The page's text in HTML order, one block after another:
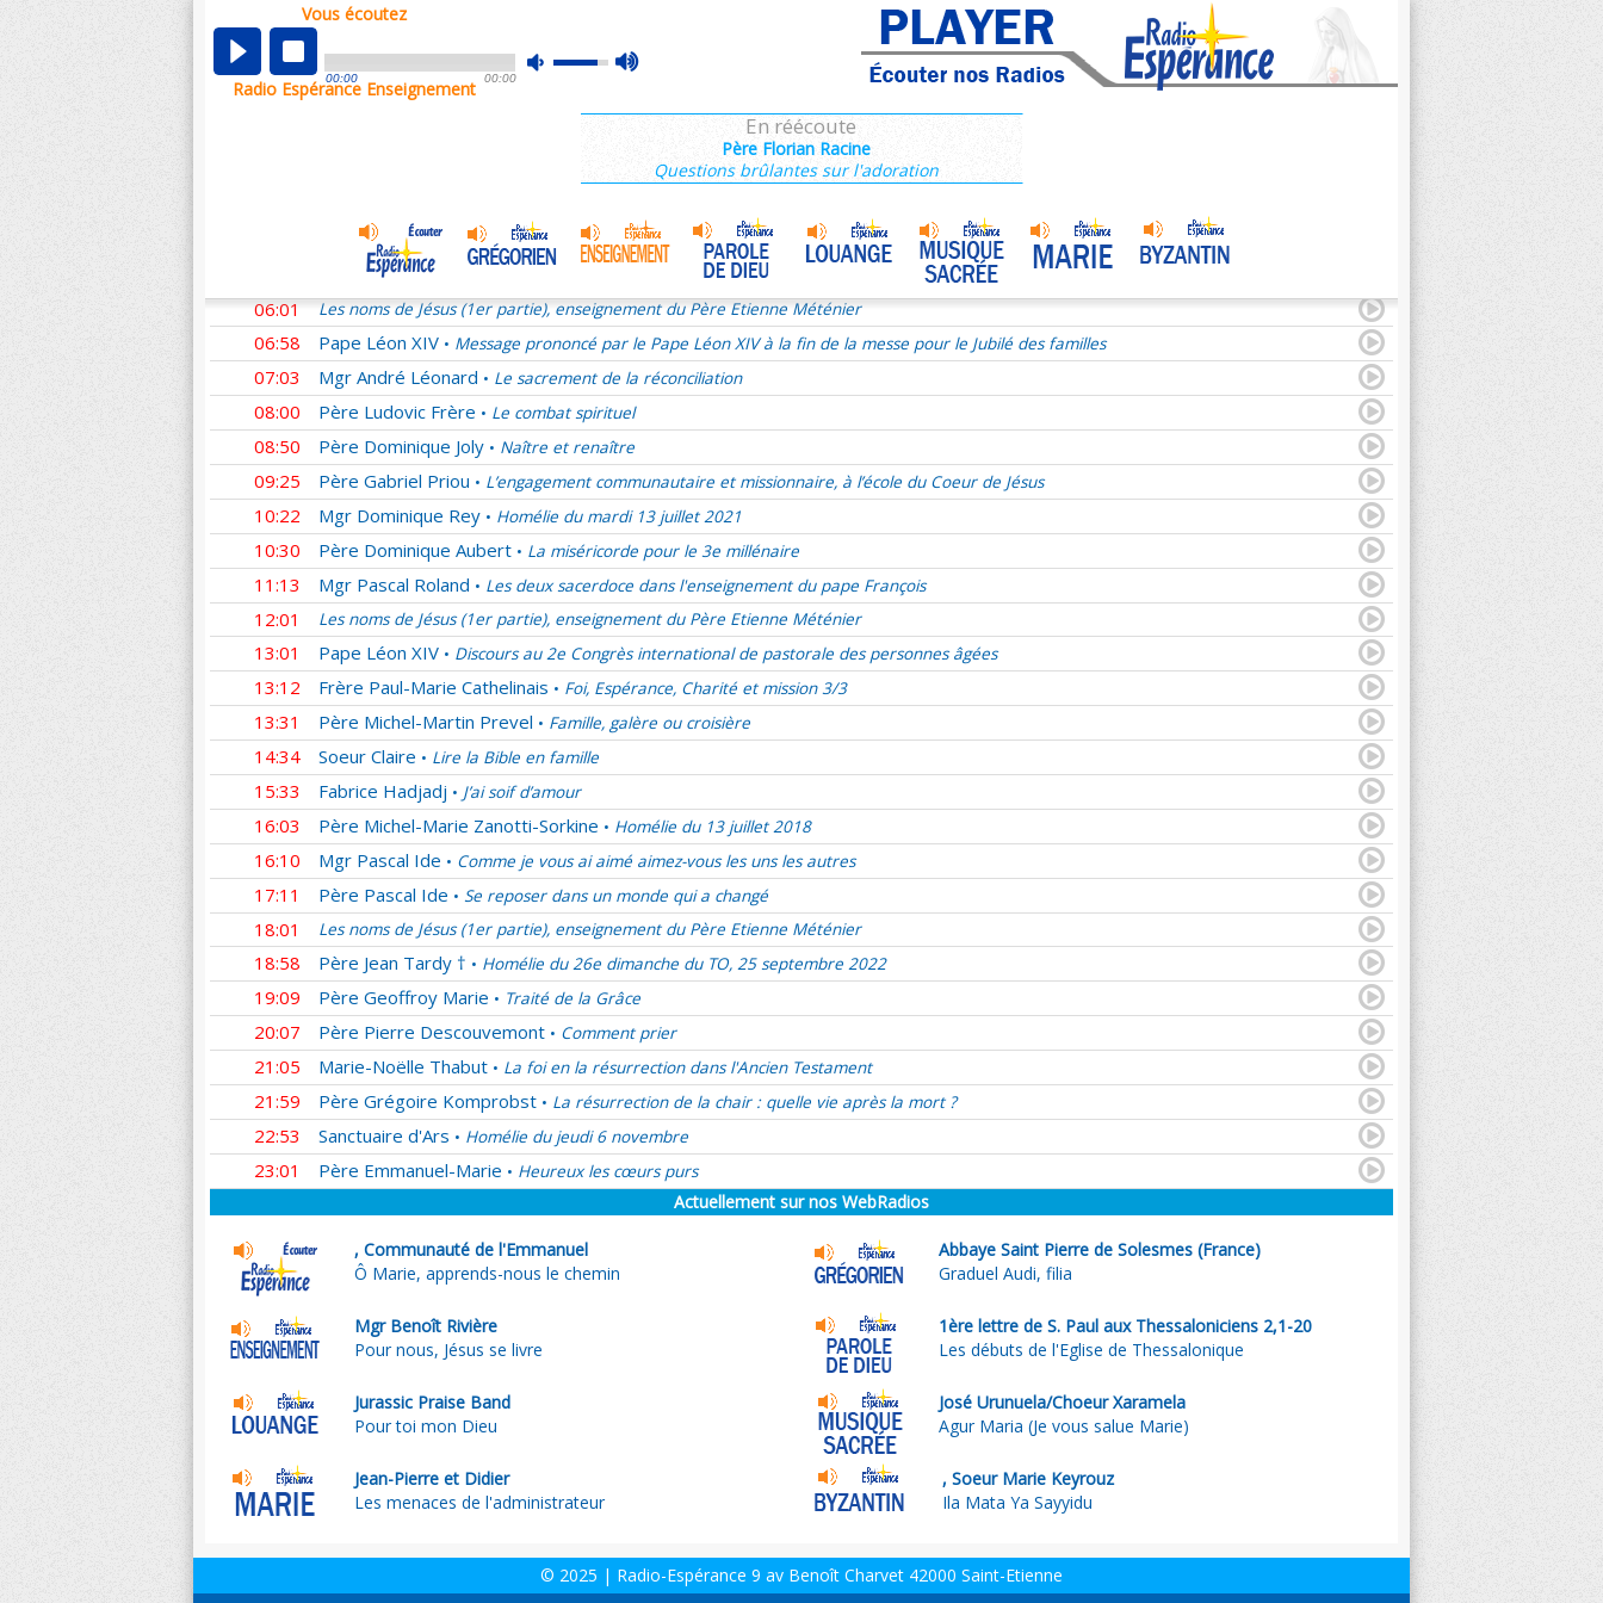
Vous écoutez
mute
max
00:00 00:00
Radio Espérance Enseignement
En réécoute
Père Florian Racine
Questions brûlantes sur l'adoration
00:01
00:58 Père Ludovic Frère • Homélie du 17e dimanche du TO le 24 juillet 2022
01:11 Mgr Benoît Rivière
Père Emmanuel du Boisbaudry • Homélie du 9 juillet 2017
Père Guilmard
06:01 Les noms de Jésus (1er partie), enseignement du Père Etienne Méténier
06:58 Pape Léon XIV • Message prononcé par le Pape Léon XIV à la fin de la messe pour le Jubilé des familles
07:03 Mgr André Léonard • Le sacrement de la réconciliation
08:00 Père Ludovic Frère • Le combat spirituel
08:50 Père Dominique Joly • Naître et renaître
09:25 Père Gabriel Priou • L’engagement communautaire et missionnaire, à l’école du Coeur de Jésus
10:22 Mgr Dominique Rey • Homélie du mardi 13 juillet 2021
10:30 Père Dominique Aubert • La miséricorde pour le 3e millénaire
11:13 Mgr Pascal Roland • Les deux sacerdoce dans l'enseignement du pape François
12:01 Les noms de Jésus (1er partie), enseignement du Père Etienne Méténier
13:01 Pape Léon XIV • Discours au 2e Congrès international de pastorale des personnes âgées
13:12 Frère Paul-Marie Cathelinais • Foi, Espérance, Charité et mission 3/3
13:31 Père Michel-Martin Prevel • Famille, galère ou croisière
14:34 Soeur Claire • Lire la Bible en famille
15:33 Fabrice Hadjadj • J’ai soif d’amour
16:03 Père Michel-Marie Zanotti-Sorkine • Homélie du 13 juillet 2018
16:10 Mgr Pascal Ide • Comme je vous ai aimé aimez-vous les uns les autres
17:11 Père Pascal Ide • Se reposer dans un monde qui a changé
18:01 Les noms de Jésus (1er partie), enseignement du Père Etienne Méténier
18:58 Père Jean Tardy † • Homélie du 26e dimanche du TO, 25 septembre 2022
19:09 Père Geoffroy Marie • Traité de la Grâce
20:07 Père Pierre Descouvemont • Comment prier
21:05 Marie-Noëlle Thabut • La foi en la résurrection dans l'Ancien Testament
21:59 Père Grégoire Komprobst • La résurrection de la chair : quelle vie après la mort ?
22:53 Sanctuaire d'Ars • Homélie du jeudi 6 novembre
23:01 Père Emmanuel-Marie • Heureux les cœurs purs
Actuellement sur nos WebRadios
, Communauté de l'Emmanuel
Ô Marie, apprends-nous le chemin
Abbaye Saint Pierre de Solesmes (France)
Graduel Audi, filia
Mgr Benoît Rivière
Pour nous, Jésus se livre
1ère lettre de S. Paul aux Thessaloniciens 2,1-20
Les débuts de l'Eglise de Thessalonique
Jurassic Praise Band
Pour toi mon Dieu
José Urunuela/Choeur Xaramela
Agur Maria (Je vous salue Marie)
Jean-Pierre et Didier
Les menaces de l'administrateur
, Soeur Marie Keyrouz
Ila Mata Ya Sayyidu
© 2025 | Radio-Espérance 9 av Benoît Charvet 42000 Saint-Etienne